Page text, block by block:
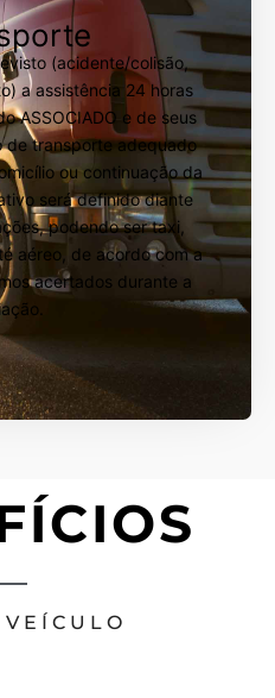
(acidente/colisão,
a assistência 24 horas
ASSOCIADO e de seus
de transporte adequado
ou continuação da
será definido diante
podendo ser taxi,
aéreo, de acordo com a
acertados durante a